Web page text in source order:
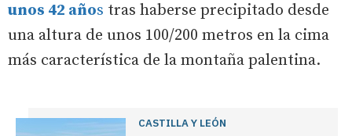
unos 42 años tras haberse precipitado desde
una altura de unos 100/200 metros en la cima
más característica de la montaña palentina.
CASTILLA Y LEÓN